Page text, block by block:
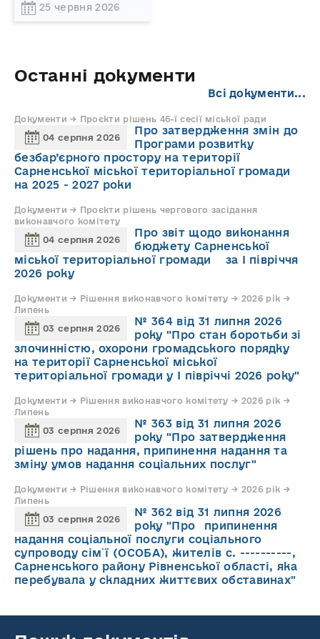
25 червня 2026
Останні документи
Всі документи...
Документи → Проєкти рішень 46-ї сесії міської ради
04 серпня 2026
Про затвердження змін до
Програми розвитку
безбар’єрного простору на території
Сарненської міської територіальної громади
на 2025 - 2027 роки
Документи → Проєкти рішень чергового засідання
виконавчого комітету
04 серпня 2026
Про звіт щодо виконання
бюджету Сарненської
міської територіальної громади за І півріччя
2026 року
Документи → Рішення виконавчого комітету → 2026 рік →
Липень
03 серпня 2026
№ 364 від 31 липня 2026
року "Про стан боротьби зі
злочинністю, охорони громадського порядку
на території Сарненської міської
територіальної громади у І півріччі 2026 року"
Документи → Рішення виконавчого комітету → 2026 рік →
Липень
03 серпня 2026
№ 363 від 31 липня 2026
року "Про затвердження
рішень про надання, припинення надання та
зміну умов надання соціальних послуг"
Документи → Рішення виконавчого комітету → 2026 рік →
Липень
03 серпня 2026
№ 362 від 31 липня 2026
року "Про припинення
надання соціальної послуги соціального
супроводу cім`ї (ОСОБА), жителів с. ----------,
Сарненського району Рівненської області, яка
перебувала у складних життєвих обставинах"